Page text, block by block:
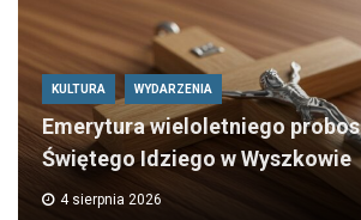
KULTURA WYDARZENIA
Emerytura wieloletniego
Świętego Idziego w Wyszkowie
4 sierpnia 2026